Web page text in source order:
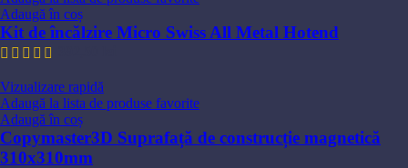
în
pagina
produsului.
Adaugă în coș
Kit de încălzire Micro Swiss All Metal Hotend
Vizualizare rapidă
Adaugă la lista de produse favorite
Adaugă în coș
Copymaster3D Suprafață de construcție magnetică
310x310mm